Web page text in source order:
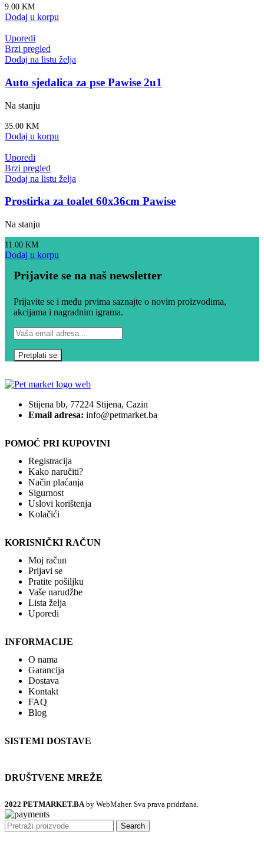
9.00 KM
Dodaj u korpu
Uporedi
Brzi pregled
Dodaj na listu želja
Auto sjedalica za pse Pawise 2u1
Na stanju
35.00 KM
Dodaj u korpu
Uporedi
Brzi pregled
Dodaj na listu želja
Prostirka za toalet 60x36cm Pawise
Na stanju
11.00 KM
Dodaj u korpu
Prijavite se na naš newsletter
Prijavite se i među prvima saznajte o novim proizvodima,
akcijama i nagradnim igrama.
Stijena bb, 77224 Stijena, Cazin
Email adresa: info@petmarket.ba
POMOĆ PRI KUPOVINI
Registracija
Kako naručiti?
Način plaćanja
Sigurnost
Uslovi korištenja
Kolačići
KORISNIČKI RAČUN
Moj račun
Prijavi se
Pratite pošiljku
Vaše narudžbe
Lista želja
Uporedi
INFORMACIJE
O nama
Garancija
Dostava
Kontakt
FAQ
Blog
SISTEMI DOSTAVE
DRUŠTVENE MREŽE
2022 PETMARKET.BAby WebMaher. Sva prava pridržana.
Search